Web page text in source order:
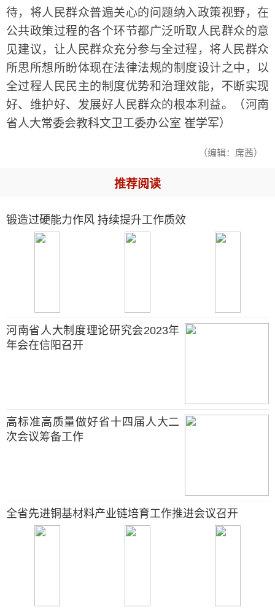
待，将人民群众普遍关心的问题纳入政策视野，在
公共政策过程的各个环节都广泛听取人民群众的意
见建议，让人民群众充分参与全过程，将人民群众
所思所想所盼体现在法律法规的制度设计之中，以
全过程人民民主的制度优势和治理效能，不断实现
好、维护好、发展好人民群众的根本利益。（河南
省人大常委会教科文卫工委办公室 崔学军）
（编辑：席茜）
推荐阅读
锻造过硬能力作风 持续提升工作质效
河南省人大制度理论研究会2023年
年会在信阳召开
高标准高质量做好省十四届人大二
次会议筹备工作
全省先进铜基材料产业链培育工作推进会议召开